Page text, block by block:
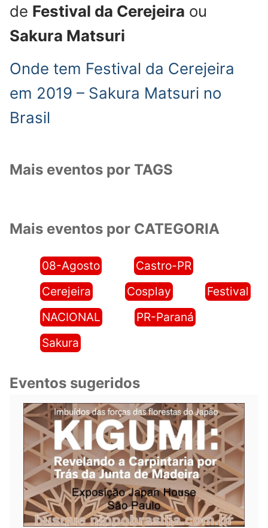
de Festival da Cerejeira ou
Sakura Matsuri
Onde tem Festival da Cerejeira
em 2019 – Sakura Matsuri no
Brasil
Mais eventos por TAGS
Mais eventos por CATEGORIA
08-Agosto
Castro-PR
Cerejeira
Cosplay
Festival
NACIONAL
PR-Paraná
Sakura
Eventos sugeridos